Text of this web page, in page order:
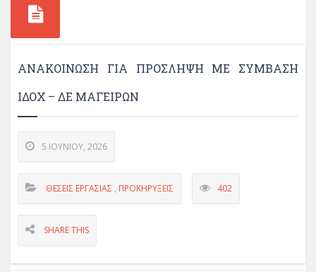
ΑΝΑΚΟΊΝΩΣΗ ΓΙΑ ΠΡΌΣΛΗΨΗ ΜΕ ΣΎΜΒΑΣΗ
ΙΔΟΧ – ΔΕ ΜΑΓΕΊΡΩΝ
5 ΙΟΥΝΊΟΥ, 2026
ΘΈΣΕΙΣ ΕΡΓΑΣΊΑΣ , ΠΡΟΚΗΡΎΞΕΙΣ 402
SHARE THIS